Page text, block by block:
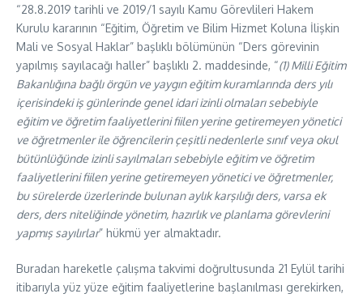
“28.8.2019 tarihli ve 2019/1 sayılı Kamu Görevlileri Hakem
Kurulu kararının “Eğitim, Öğretim ve Bilim Hizmet Koluna İlişkin
Mali ve Sosyal Haklar” başlıklı bölümünün “Ders görevinin
yapılmış sayılacağı haller” başlıklı 2. maddesinde, “(1) Milli Eğitim
Bakanlığına bağlı örgün ve yaygın eğitim kuramlarında ders yılı
içerisindeki iş günlerinde genel idari izinli olmaları sebebiyle
eğitim ve öğretim faaliyetlerini fiilen yerine getiremeyen yönetici
ve öğretmenler ile öğrencilerin çeşitli nedenlerle sınıf veya okul
bütünlüğünde izinli sayılmaları sebebiyle eğitim ve öğretim
faaliyetlerini fiilen yerine getiremeyen yönetici ve öğretmenler,
bu sürelerde üzerlerinde bulunan aylık karşılığı ders, varsa ek
ders, ders niteliğinde yönetim, hazırlık ve planlama görevlerini
yapmış sayılırlar” hükmü yer almaktadır.
Buradan hareketle çalışma takvimi doğrultusunda 21 Eylül tarihi
itibarıyla yüz yüze eğitim faaliyetlerine başlanılması gerekirken,